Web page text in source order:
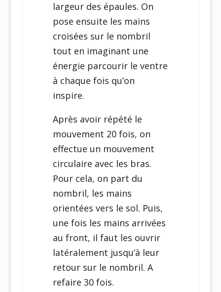
largeur des épaules. On
pose ensuite les mains
croisées sur le nombril
tout en imaginant une
énergie parcourir le ventre
à chaque fois qu’on
inspire.
Après avoir répété le
mouvement 20 fois, on
effectue un mouvement
circulaire avec les bras.
Pour cela, on part du
nombril, les mains
orientées vers le sol. Puis,
une fois les mains arrivées
au front, il faut les ouvrir
latéralement jusqu’à leur
retour sur le nombril. A
refaire 30 fois.